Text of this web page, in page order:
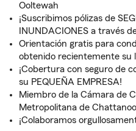
Ooltewah
¡Suscribimos pólizas de
INUNDACIONES a través
Orientación gratis para
obtenido recientemente su
¡Cobertura con seguro de
su PEQUEÑA EMPRESA!
Miembro de la Cámara de
Metropolitana de
¡Colaboramos